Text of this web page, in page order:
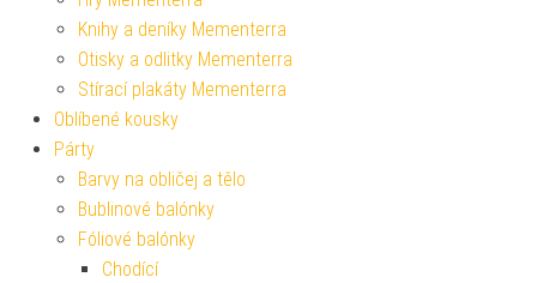
Knihy a deníky Mementerra
Otisky a odlitky Mementerra
Stírací plakáty Mementerra
Oblíbené kousky
Párty
Barvy na obličej a tělo
Bublinové balónky
Fóliové balónky
Chodící